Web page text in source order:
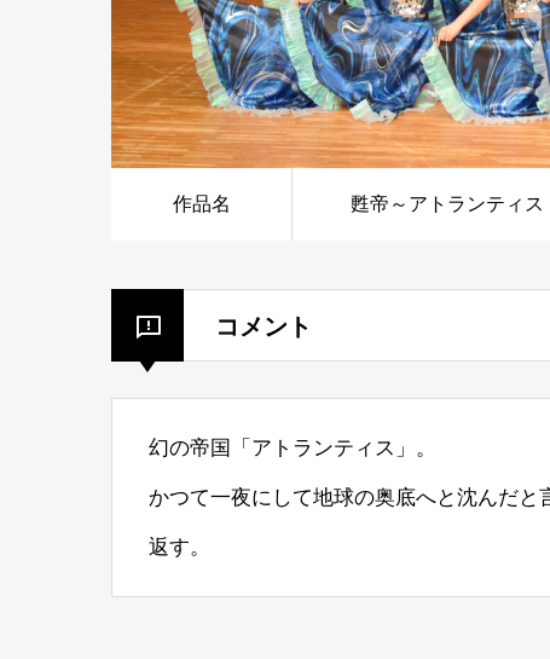
作品名 甦帝～アトランティス
コメント
幻の帝国「アトランティス」。
かつて一夜にして地球の奥底へと沈んだ
返す。